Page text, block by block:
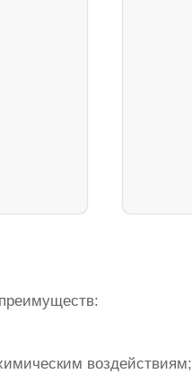
воздействиям;